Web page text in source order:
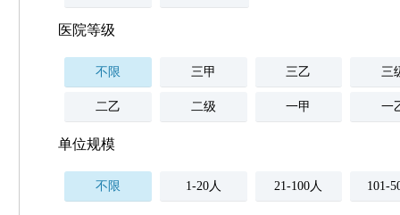
医院等级
不限 三甲 三乙 三
二乙 二级 一甲 一
单位规模
不限 1-20人 21-100人 101-